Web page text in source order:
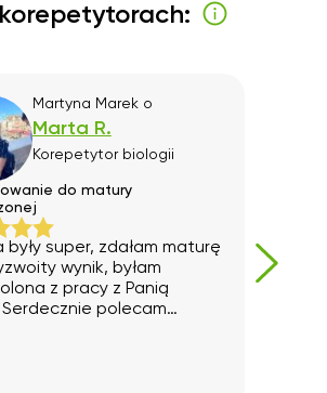
Martyna Marek o
Marta R.
Korepetytor biologii
do matury
zdałam maturę
wynik, byłam
z pracy z Panią
polecam